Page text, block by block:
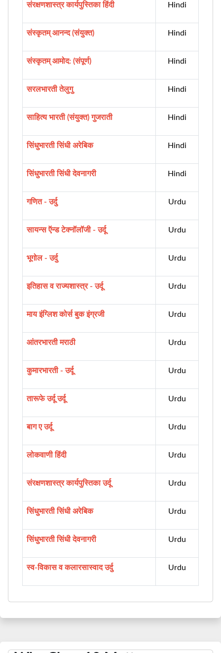
संरक्षणशास्त्र कार्यपुस्तिका हिंदी Hindi
संस्कृतम् आनन्द (संयुक्त) Hindi
संस्कृतम् आमोद: (संपूर्ण) Hindi
सरलभारती तेलुगु Hindi
साहित्य भारती (संयुक्त) गुजराती Hindi
सिंधुभारती सिंधी अरेबिक Hindi
सिंधुभारती सिंधी देवनागरी Hindi
गणित - उर्दु Urdu
सायन्स ऍन्ड टेक्नॉलॉजी - उर्दू Urdu
भूगोल - उर्दु Urdu
इतिहास व राज्यशास्त्र - उर्दू Urdu
माय इंग्लिश कोर्स बुक इंग्रजी Urdu
आंतरभारती मराठी Urdu
कुमारभारती - उर्दू Urdu
तारूफे उर्दू उर्दू Urdu
बाग ए उर्दू Urdu
लोकवाणी हिंदी Urdu
संरक्षणशास्त्र कार्यपुस्तिका उर्दू Urdu
सिंधुभारती सिंधी अरेबिक Urdu
सिंधुभारती सिंधी देवनागरी Urdu
स्व-विकास व कलारसास्वाद उर्दु Urdu